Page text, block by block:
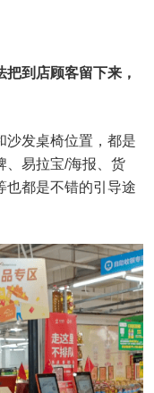
到店顾客留下来，
沙发桌椅位置，都是
、易拉宝/海报、货
也都是不错的引导途